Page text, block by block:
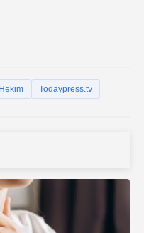
Həkim Todaypress.tv